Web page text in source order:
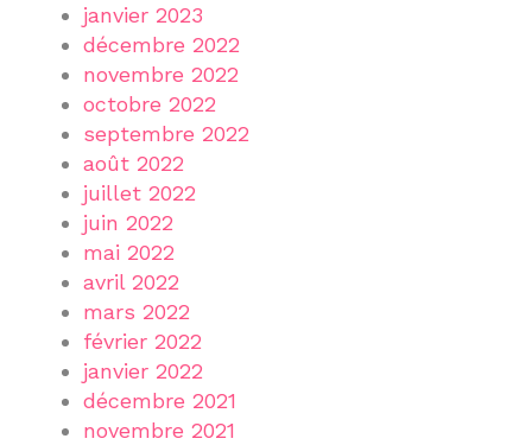
janvier 2023
décembre 2022
novembre 2022
octobre 2022
septembre 2022
août 2022
juillet 2022
juin 2022
mai 2022
avril 2022
mars 2022
février 2022
janvier 2022
décembre 2021
novembre 2021